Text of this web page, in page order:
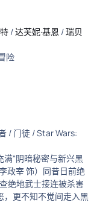
/达芙妮·基恩 /瑞贝
险
/ 门徒 / Star Wars:
“阴暗秘密与新兴黑
政宰 饰）同昔日前绝
绝地武士接连被杀害
，更不知不觉间走入黑